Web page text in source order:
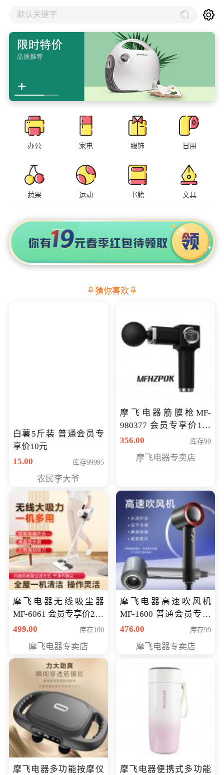
默认关键字
办公 家电 服饰 日用
蔬果 运动 书籍 文具
猜你喜欢
白薯5斤装 普通会员专
享价10元
15.00
库存99995
农民李大爷
摩飞电器筋膜枪MF-
980377 会员专享价199
元
356.00 库存99
摩飞电器专卖店
摩飞电器无线吸尘器
MF-6061 会员专享价299
元
499.00 库存100
摩飞电器专卖店
摩飞电器高速吹风机
MF-1600 普通会员专享
价298元
476.00 库存99
摩飞电器专卖店
摩飞电器多功能按摩仪
摩飞电器便携式多功能